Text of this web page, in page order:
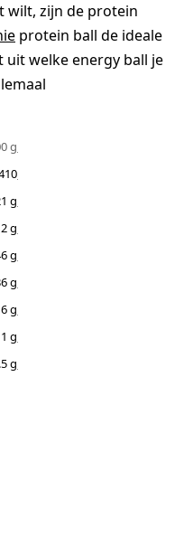
wilt, zijn de protein
protein ball de ideale
uit welke energy ball je
g
g
2 g
g
g
6 g
g
g